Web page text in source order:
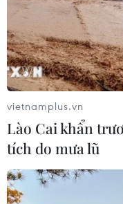
Cục diện ASEAN
quyết giành ngôi
có thể bị loại
07/08/2026 02:29
Lịch thi đấu ASEAN
7/8: Việt Nam
07/08/2026 00:07
vietnamplus.vn
Lào Cai khẩn
tích do mưa lũ